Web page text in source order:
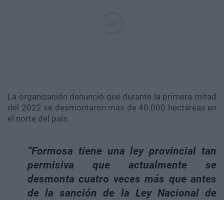
La organización denunció que durante la primera mitad
del 2022 se desmontaron más de 40.000 hectáreas en
el norte del país.
“Formosa tiene una ley provincial tan
permisiva que actualmente se
desmonta cuatro veces más que antes
de la sanción de la Ley Nacional de